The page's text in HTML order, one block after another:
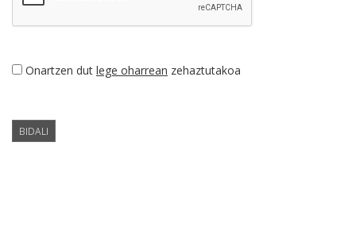
Onartzen dut lege oharrean zehaztutakoa
BIDALI